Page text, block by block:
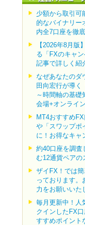
少額から取引可
的なバイナリー
内全7口座を徹底
【2026年8月版
る「FXのキャン
記事で詳しく紹
なぜあなたのダ
田向宏行が導く
～時間軸の基礎
会場+オンライ
MT4おすすめ
や「スワップポ
に！お得なキャ
約40口座を調査
む12通貨ペアの
ザイFX！では
っております。
力をお願いいた
毎月更新中！人
クインしたFX
すすめポイント